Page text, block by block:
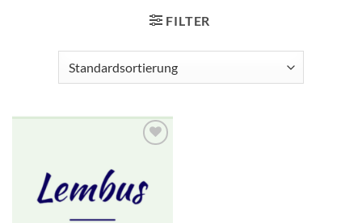
FILTER